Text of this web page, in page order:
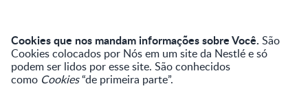
Cookies que nos mandam informações sobre Você. São
Cookies colocados por Nós em um site da Nestlé e só
podem ser lidos por esse site. São conhecidos
como Cookies“de primeira parte”.